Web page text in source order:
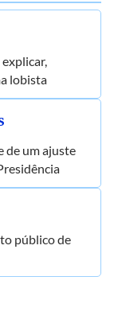
lobista
de um ajuste
público de